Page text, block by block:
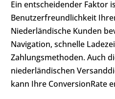
Ein entscheidender Faktor
Benutzerfreundlichkeit
Niederländische Kunden
Navigation, schnelle
Zahlungsmethoden. Auch
niederländischen
kann Ihre ConversionRate